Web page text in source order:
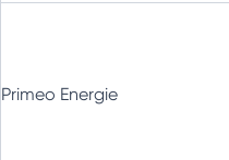
Primeo Energie